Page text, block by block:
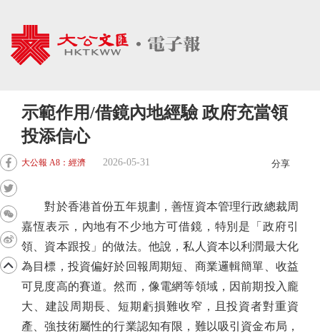
示範作用/借鏡內地經驗 政府充當領
投添信心
大公報 A8：經濟 2026-05-31 分享
對於香港首份五年規劃，善恆資本管理行政總裁周
嘉恆表示，內地有不少地方可借鏡，特別是「政府引
領、資本跟投」的做法。他說，私人資本以利潤最大化
為目標，投資偏好於回報周期短、商業邏輯簡單、收益
可見度高的賽道。然而，像電網等領域，因前期投入龐
大、建設周期長、短期虧損難收窄，且投資者對重資
產、強技術屬性的行業認知有限，難以吸引資金布局，